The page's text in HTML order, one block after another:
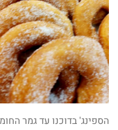
הספינג' בדוכנו עד גמר